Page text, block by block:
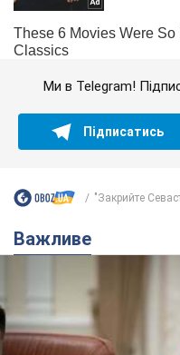
Ми в Telegram!
Підписатись
"Закрийте
Важливе